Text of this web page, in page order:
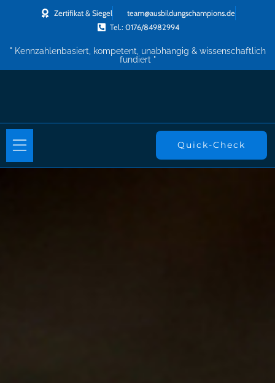
Zertifikat & Siegel
team@ausbildungschampions.de
Tel.: 0176/84982994
" Kennzahlenbasiert, kompetent, unabhängig & wissenschaftlich
fundiert "
Quick-Check